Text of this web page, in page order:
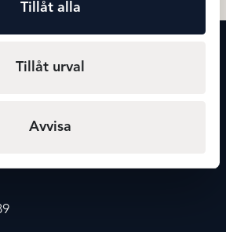
Tillåt alla
Tillåt urval
Avvisa